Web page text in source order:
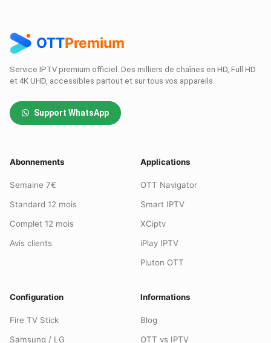
OTTPremium
Service IPTV premium officiel. Des milliers de chaînes en HD, Full HD
et 4K UHD, accessibles partout et sur tous vos appareils.
Support WhatsApp
Abonnements
Semaine 7€
Standard 12 mois
Complet 12 mois
Avis clients
Applications
OTT Navigator
Smart IPTV
XCiptv
iPlay IPTV
Pluton OTT
Configuration
Fire TV Stick
Samsung / LG
Informations
Blog
OTT vs IPTV